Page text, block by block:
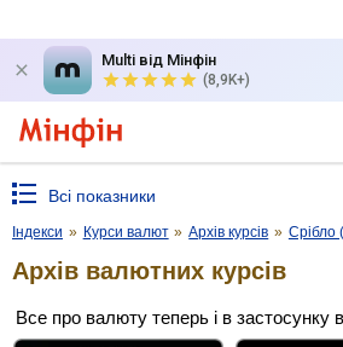
Multi від Мінфін
(8,9K+)
Всі показники
Індекси » Курси валют » Архів курсів » Срібло
Архів валютних курсів
Все про валюту теперь і в застосунку